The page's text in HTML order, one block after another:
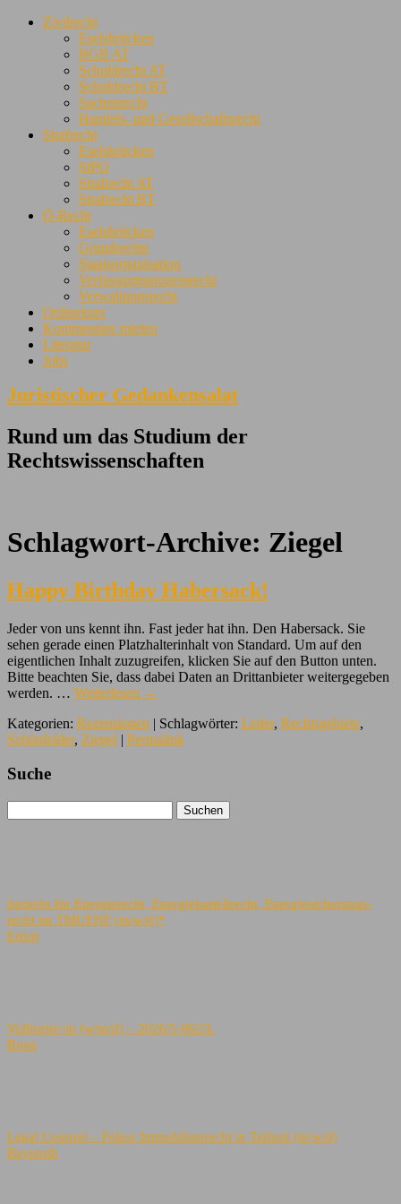
Zivilrecht
Eselsbrücken
BGB AT
Schuldrecht AT
Schuldrecht BT
Sachenrecht
Handels- und Gesellschaftsrecht
Strafrecht
Eselsbrücken
StPO
Strafrecht AT
Strafrecht BT
Ö-Recht
Eselsbrücken
Grundrechte
Staatsorganisation
Verfassungsprozessrecht
Verwaltungsrecht
Onlinekurs
Kommentare mieten
Literatur
Jobs
Juristischer Gedankensalat
Rund um das Studium der
Rechtswissenschaften
Schlagwort-Archive: Ziegel
Happy Birthday Habersack!
Jeder von uns kennt ihn. Fast jeder hat ihn. Den Habersack. Sie
sehen gerade einen Platzhalterinhalt von Standard. Um auf den
eigentlichen Inhalt zuzugreifen, klicken Sie auf den Button unten.
Bitte beachten Sie, dass dabei Daten an Drittanbieter weitergegeben
werden. … Weiterlesen →
Kategorien: Rezensionen | Schlagwörter: Leder, Rechtsgebiete,
Schönfelder, Ziegel | Permalink
Suche
Jurist/in für Energierecht, Energiekartellrecht, Energiesicherungs-
recht im TMUENF (m/w/d)*
Erfurt
Volljurist/-in (w/m/d) – 2026/5-062/L
Bonn
Legal Counsel – Fokus Immobilienrecht in Teilzeit (m/w/d)
Bayreuth